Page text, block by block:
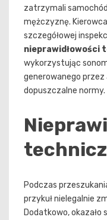
zatrzymali
mężczyznę.
szczegółowej
nieprawidłowości
wykorzystując
generowanego
dopuszczalne normy.
Podczas
przykuł nielegalnie
Dodatkowo, okazało